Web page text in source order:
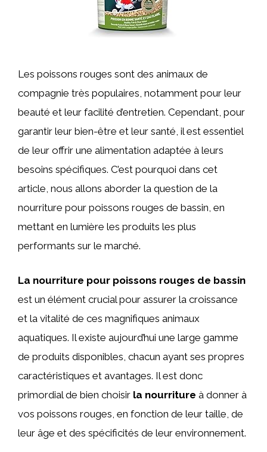
Les poissons rouges sont des animaux de
compagnie très populaires, notamment pour leur
beauté et leur facilité d’entretien. Cependant, pour
garantir leur bien-être et leur santé, il est essentiel
de leur offrir une alimentation adaptée à leurs
besoins spécifiques. C’est pourquoi dans cet
article, nous allons aborder la question de la
nourriture pour poissons rouges de bassin, en
mettant en lumière les produits les plus
performants sur le marché.
La nourriture pour poissons rouges de bassin
est un élément crucial pour assurer la croissance
et la vitalité de ces magnifiques animaux
aquatiques. Il existe aujourd’hui une large gamme
de produits disponibles, chacun ayant ses propres
caractéristiques et avantages. Il est donc
primordial de bien choisir la nourriture à donner à
vos poissons rouges, en fonction de leur taille, de
leur âge et des spécificités de leur environnement.